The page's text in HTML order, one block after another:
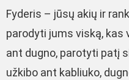
Fyderis – jūsų akių ir
parodyti jums viską, kas
ant dugno, parotyti patį
užkibo ant kabliuko,